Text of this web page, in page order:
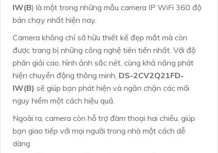
IW(B) là một trong những mẫu camera IP WiFi 360 độ
bán chạy nhất hiện nay.
Camera không chỉ sở hữu thiết kế đẹp mắt mà còn
được trang bị những công nghệ tiên tiến nhất. Với độ
phân giải cao, hình ảnh sắc nét, cùng khả năng phát
hiện chuyển động thông minh, DS-2CV2Q21FD-
IW(B) sẽ giúp bạn phát hiện và ngăn chặn các mối
nguy hiểm một cách hiệu quả.
Ngoài ra, camera còn hỗ trợ đàm thoại hai chiều, giúp
bạn giao tiếp với mọi người trong nhà một cách dễ
dàng